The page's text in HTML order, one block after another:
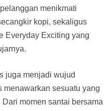
menikmati
kopi, sekaligus
Everyday Exciting yang
juga menjadi wujud
menawarkan sesuatu yang
momen santai bersama